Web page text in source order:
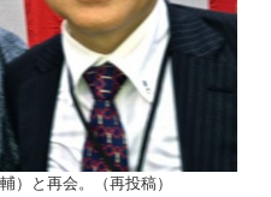
）と再会。（再投稿）